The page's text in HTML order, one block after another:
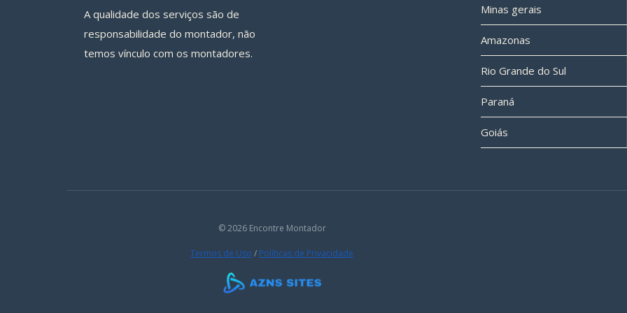
A qualidade dos serviços são de
responsabilidade do montador, não
temos vínculo com os montadores.
Minas gerais
Amazonas
Rio Grande do Sul
Paraná
Goiás
© 2026 Encontre Montador
Termos de Uso / Políticas de Privacidade